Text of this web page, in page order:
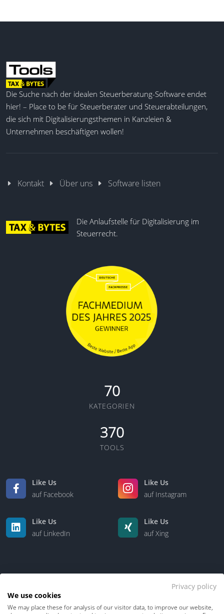
Die Suche nach der idealen Steuerberatung-Software endet
hier! – Place to be für Steuerberater und Steuerabteilungen,
die sich mit Digitalisierungsthemen in Kanzleien &
Unternehmen beschäftigen wollen!
Kontakt Über uns Software listen
Die Anlaufstelle für Digitalisierung im
Steuerrecht.
70
KATEGORIEN
370
TOOLS
Like Us
auf Facebook
Like Us
auf Instagram
Like Us
auf LinkedIn
Like Us
auf Xing
Kontakt Über uns
Privacy policy
We use cookies
We may place these for analysis of our visitor data, to improve our website,